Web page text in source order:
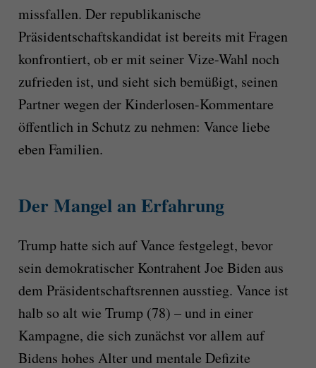
missfallen. Der republikanische
Präsidentschaftskandidat ist bereits mit Fragen
konfrontiert, ob er mit seiner Vize-Wahl noch
zufrieden ist, und sieht sich bemüßigt, seinen
Partner wegen der Kinderlosen-Kommentare
öffentlich in Schutz zu nehmen: Vance liebe
eben Familien.
Der Mangel an Erfahrung
Trump hatte sich auf Vance festgelegt, bevor
sein demokratischer Kontrahent Joe Biden aus
dem Präsidentschaftsrennen ausstieg. Vance ist
halb so alt wie Trump (78) – und in einer
Kampagne, die sich zunächst vor allem auf
Bidens hohes Alter und mentale Defizite